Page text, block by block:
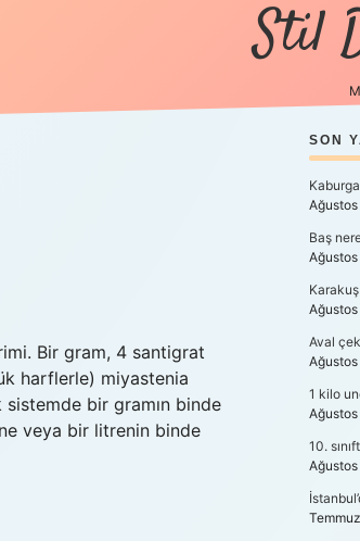
Stil
Bir gram, 4 santigrat
harflerle) miyastenia
sistemde bir gramın binde
veya bir litrenin binde
SON
Baş
Aval
1 kilo
10.